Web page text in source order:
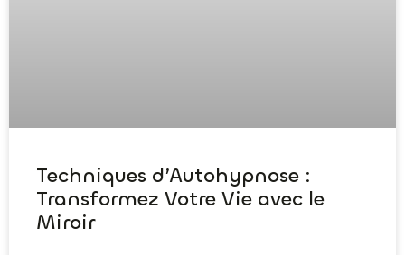
Techniques d’Autohypnose :
Transformez Votre Vie avec le
Miroir